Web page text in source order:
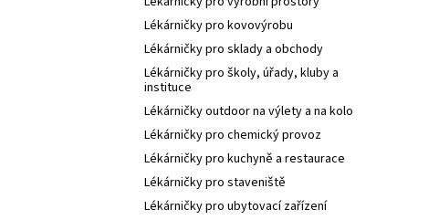
Lékárničky pro kovovýrobu
Lékárničky pro sklady a obchody
Lékárničky pro školy, úřady, kluby a
instituce
Lékárničky outdoor na výlety a na kolo
Lékárničky pro chemický provoz
Lékárničky pro kuchyně a restaurace
Lékárničky pro staveniště
Lékárničky pro ubytovací zařízení